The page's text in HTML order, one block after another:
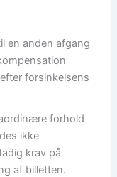
en anden afgang
forsinkelsens
forhold
ikke
krav på
af billetten.